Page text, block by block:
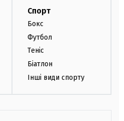
Спорт
Бокс
Футбол
Теніс
Біатлон
Інші види спорту